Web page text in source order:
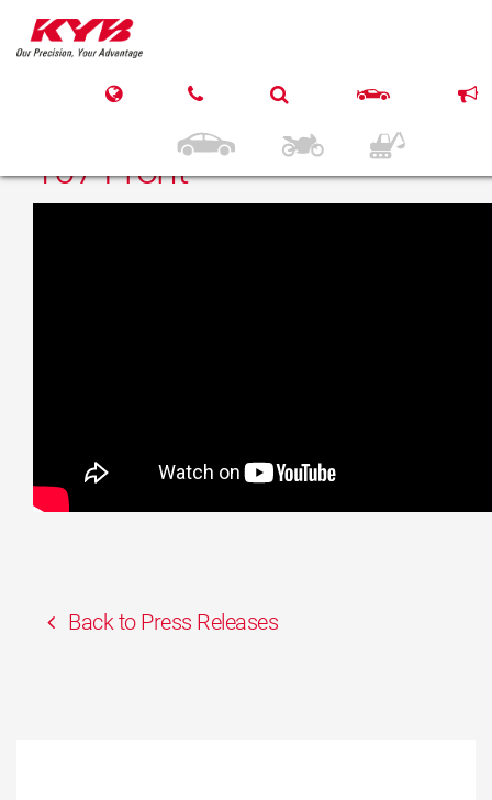
21 iunie 2018
KYB – TOYOTA AYGO/
CITROEN C1 / PEUGEOT
107 Front
Back to Press Releases